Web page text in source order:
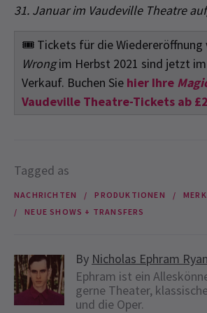
31. Januar im Vaudeville Theatre
🎟️ Tickets für die Wiedereröffnung
Wrongim Herbst 2021 sind jetzt im
Verkauf. Buchen Sie hier Ihre
Vaudeville Theatre-Tickets ab
Tagged as
NACHRICHTEN PRODUKTIONEN
NEUE SHOWS + TRANSFERS
By Nicholas Ephram
Ephram ist ein
gerne Theater,
und die Oper.